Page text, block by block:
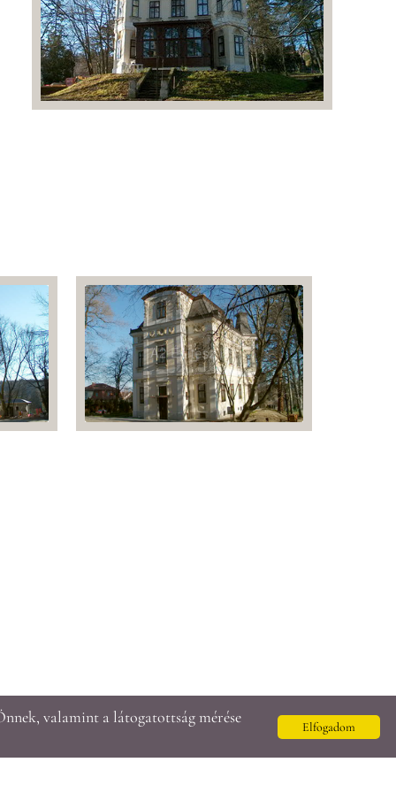
Elfogadom
valamint a látogatottság mérése